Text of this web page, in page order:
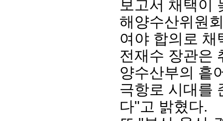
보고서 채택이
해양수산위원
여야 합의로 채
전재수 장관은
양수산부의 흩
극항로 시대를
다"고 밝혔다.